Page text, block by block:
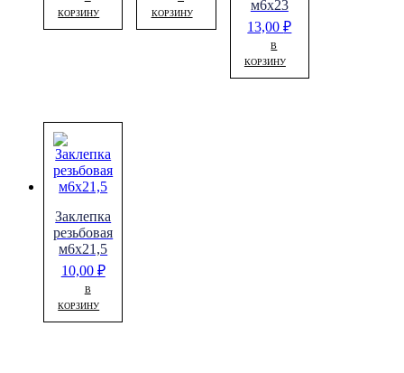
КОРЗИНУ
КОРЗИНУ
м6х23
13,00₽
В
КОРЗИНУ
Заклепка
резьбовая
м6х21,5
10,00 ₽
В
КОРЗИНУ